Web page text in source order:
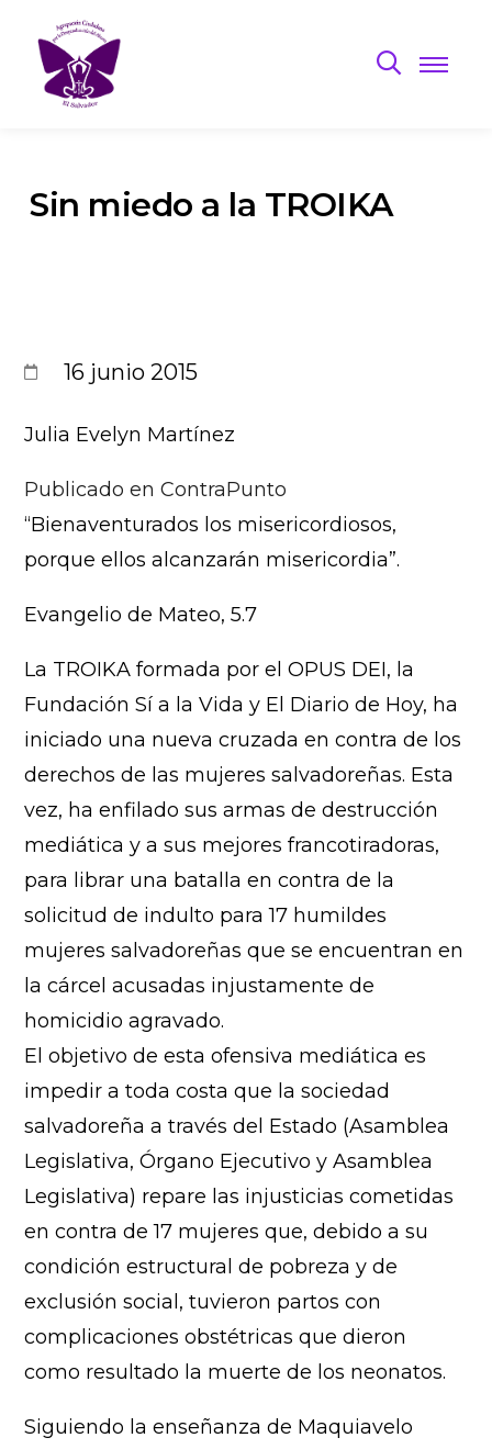
Sin miedo a la TROIKA
16 junio 2015
Julia Evelyn Martínez
Publicado en ContraPunto
“Bienaventurados los misericordiosos,
porque ellos alcanzarán misericordia”.
Evangelio de Mateo, 5.7
La TROIKA formada por el OPUS DEI, la
Fundación Sí a la Vida y El Diario de Hoy, ha
iniciado una nueva cruzada en contra de los
derechos de las mujeres salvadoreñas. Esta
vez, ha enfilado sus armas de destrucción
mediática y a sus mejores francotiradoras,
para librar una batalla en contra de la
solicitud de indulto para 17 humildes
mujeres salvadoreñas que se encuentran en
la cárcel acusadas injustamente de
homicidio agravado.
El objetivo de esta ofensiva mediática es
impedir a toda costa que la sociedad
salvadoreña a través del Estado (Asamblea
Legislativa, Órgano Ejecutivo y Asamblea
Legislativa) repare las injusticias cometidas
en contra de 17 mujeres que, debido a su
condición estructural de pobreza y de
exclusión social, tuvieron partos con
complicaciones obstétricas que dieron
como resultado la muerte de los neonatos.
Siguiendo la enseñanza de Maquiavelo